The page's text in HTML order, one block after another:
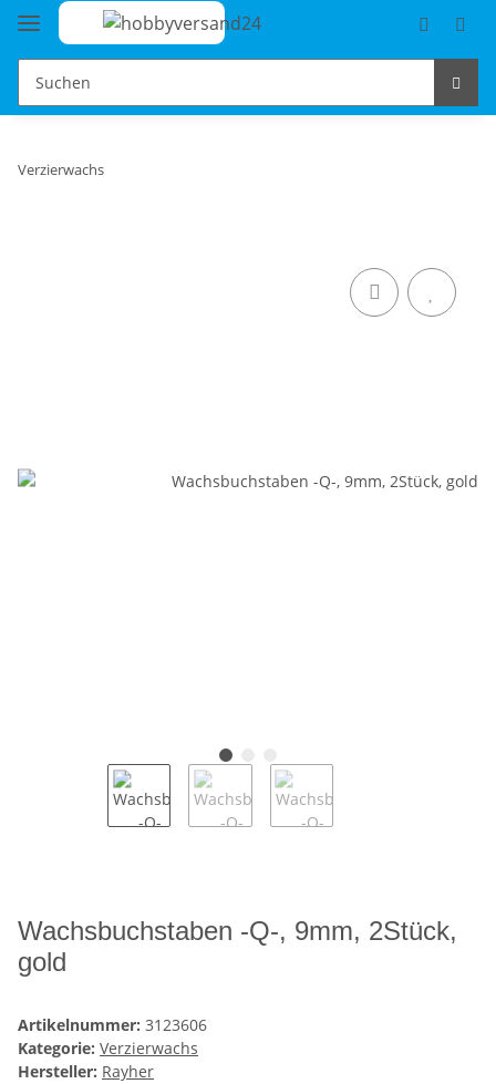
Verzierwachs
Wachsbuchstaben -Q-, 9mm, 2Stück,
gold
Artikelnummer: 3123606
Kategorie: Verzierwachs
Hersteller: Rayher